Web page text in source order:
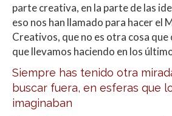
parte creativa, en la parte de las
eso nos han llamado para hacer el
Creativos, que no es otra cosa
que llevamos haciendo en los
Siempre has tenido otra
buscar fuera, en esferas que
imaginaban